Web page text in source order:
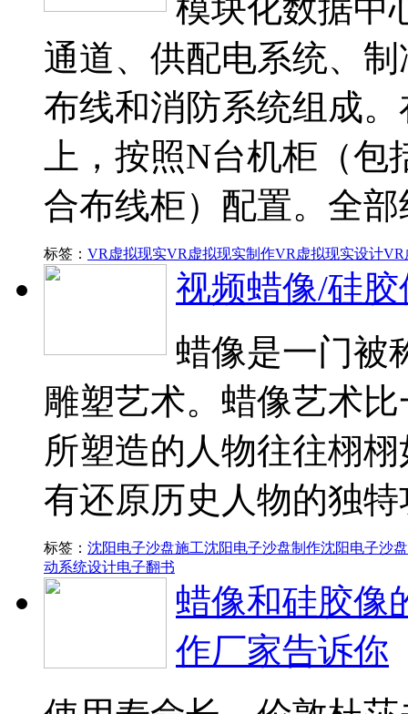
模块化数据中
通道、供配电系统、
布线和消防系统组成
上，按照N台机柜（
合布线柜）配置。全
标签： VR虚拟现实VR虚拟现实制作VR虚拟现实设计VR
视频蜡像/硅
蜡像是一门被
雕塑艺术。蜡像艺术
所塑造的人物往往栩
有还原历史人物的独
标签： 沈阳电子沙盘施工沈阳电子沙盘制作沈阳电子沙
动系统设计电子翻书
蜡像和硅胶像
作厂家告诉你